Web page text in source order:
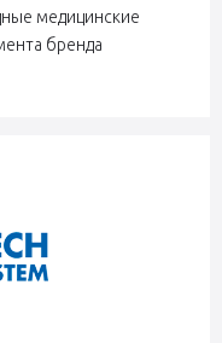
медицинские
бренда